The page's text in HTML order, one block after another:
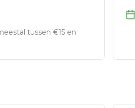
tussen €15 en